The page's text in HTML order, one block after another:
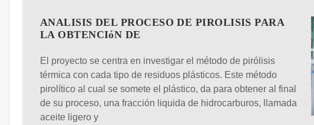
ANALISIS DEL PROCESO DE PIROLISIS PARA
LA OBTENCIóN DE
El proyecto se centra en investigar el método de pirólisis
térmica con cada tipo de residuos plásticos. Este método
pirolítico al cual se somete el plástico, da para obtener al final
de su proceso, una fracción liquida de hidrocarburos, llamada
aceite ligero y